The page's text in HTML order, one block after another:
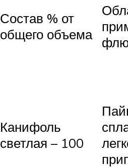
Состав % от
общего объема
Канифоль
светлая – 100